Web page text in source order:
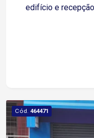
edifício e
Central com alto
comércios,
Espaço ideal
Cód. 464471